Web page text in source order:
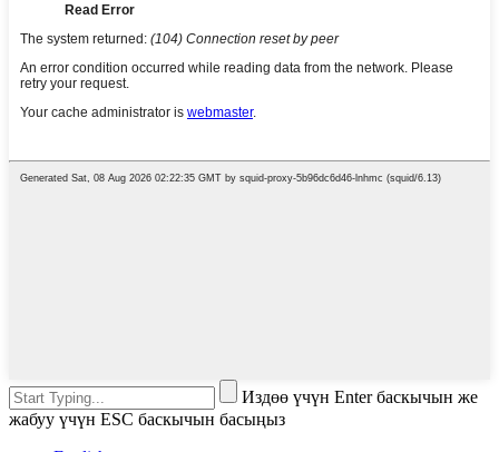
Издөө үчүн Enter баскычын же
жабуу үчүн ESC баскычын басыңыз